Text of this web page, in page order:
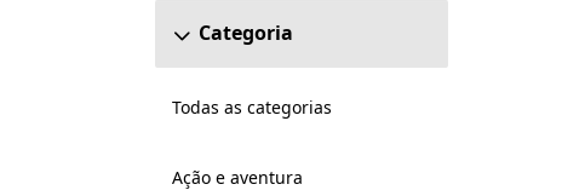
Categoria
Todas as categorias
Ação e aventura